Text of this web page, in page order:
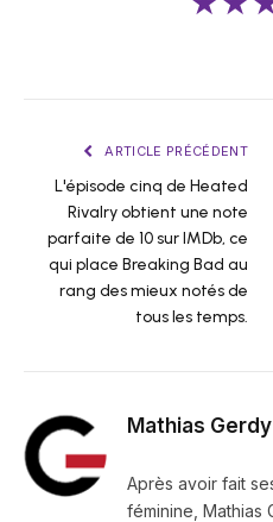
ARTICLE PRÉCÉDENT
L'épisode cinq de Heated
Rivalry obtient une note
parfaite de 10 sur IMDb, ce
qui place Breaking Bad au
rang des mieux notés de
tous les temps.
Mathias Gerdy
Après avoir fait
féminine, Mathias